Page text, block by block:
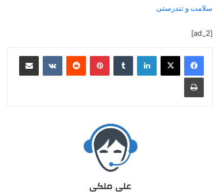
سلامت و تندرستی
[ad_2]
علی ملکی